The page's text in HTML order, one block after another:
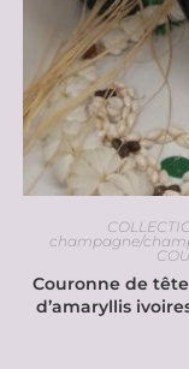
champagne/
Couronne de
d’amaryllis